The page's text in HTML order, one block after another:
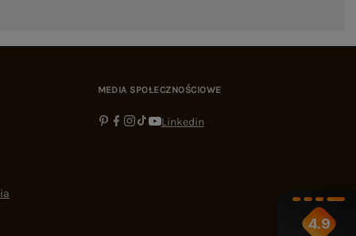
MEDIA SPOŁECZNOŚCIOWE
Linkedin
4.9